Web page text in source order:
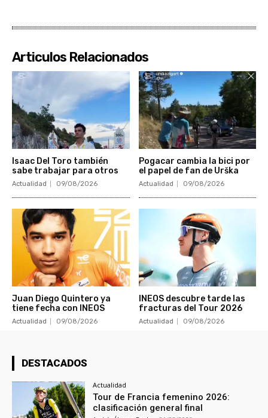
Articulos Relacionados
Isaac Del Toro también
sabe trabajar para otros
Actualidad 09/08/2026
Pogacar cambia la bici por
el papel de fan de Urška
Actualidad 09/08/2026
Juan Diego Quintero ya
tiene fecha con INEOS
Actualidad 09/08/2026
INEOS descubre tarde las
fracturas del Tour 2026
Actualidad 09/08/2026
DESTACADOS
Actualidad
Tour de Francia femenino 2026:
clasificación general final